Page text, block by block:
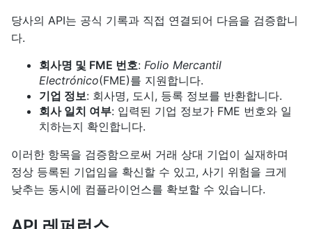
당사의 API는 공식 기록과 직접 연결되어 다음을 검증합니
다.
회사명 및 FME 번호: Folio Mercantil
Electrónico(FME)를 지원합니다.
기업 정보: 회사명, 도시, 등록 정보를 반환합니다.
회사 일치 여부: 입력된 기업 정보가 FME 번호와 일
치하는지 확인합니다.
이러한 항목을 검증함으로써 거래 상대 기업이 실재하며
정상 등록된 기업임을 확신할 수 있고, 사기 위험을 크게
낮추는 동시에 컴플라이언스를 확보할 수 있습니다.